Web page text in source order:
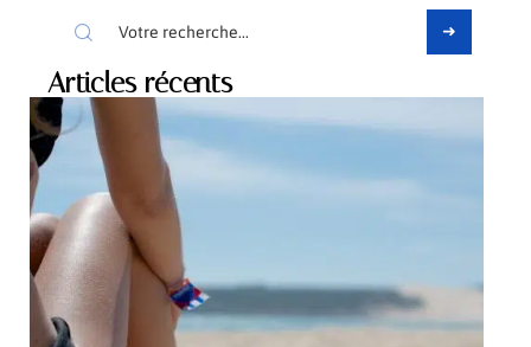
Articles récents